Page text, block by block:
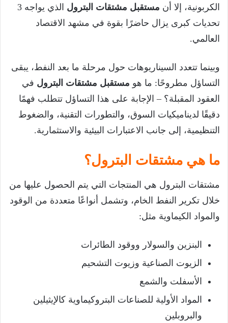
الكربونية، إلا أن مستقبل مشتقات البترول
الذي يواجه 3
تحديات كبرى يزال حاضرًا بقوة في مشهد الاقتصاد
العالمي.
وبينما تتعدد السيناريوهات حول مرحلة ما بعد النفط، يبقى
التساؤل مطروحًا: ما هو مستقبل مشتقات البترول في
العقود المقبلة؟ – الإجابة على هذا التساؤل تتطلب فهمًا
دقيقًا لديناميكيات السوق، والتطورات التقنية، والضغوط
التنظيمية، إلى جانب الاعتبارات البيئية والاستثمارية.
ما هي مشتقات البترول؟
مشتقات البترول هي المنتجات التي يتم الحصول عليها من
خلال تكرير النفط الخام، وتشمل أنواعًا متعددة من الوقود
والمواد الكيماوية مثل:
البنزين والسولار ووقود الطائرات
الزيوت الصناعية وزيوت التشحيم
الأسفلت والشمع
المواد الأولية للصناعات البتروكيماوية كالإيثيلين
والبروبلين